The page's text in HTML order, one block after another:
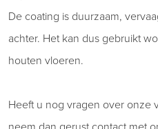
De coating is duurzaam,
achter. Het kan dus gebruikt
houten vloeren.
Heeft u nog vragen over onze